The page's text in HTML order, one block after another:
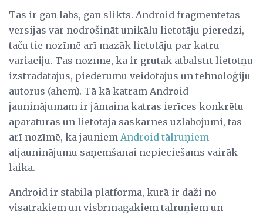
Tas ir gan labs, gan slikts. Android fragmentētās
versijas var nodrošināt unikālu lietotāju pieredzi,
taču tie nozīmē arī mazāk lietotāju par katru
variāciju. Tas nozīmē, ka ir grūtāk atbalstīt lietotņu
izstrādātājus, piederumu veidotājus un tehnoloģiju
autorus (ahem). Tā kā katram Android
jauninājumam ir jāmaina katras ierīces konkrētu
aparatūras un lietotāja saskarnes uzlabojumi, tas
arī nozīmē, ka jauniem Android tālruņiem
atjauninājumu saņemšanai nepieciešams vairāk
laika.
Android ir stabila platforma, kurā ir daži no
visātrākiem un visbrīnagākiem tālruņiem un